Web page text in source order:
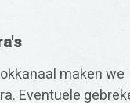
maken we
Eventuele